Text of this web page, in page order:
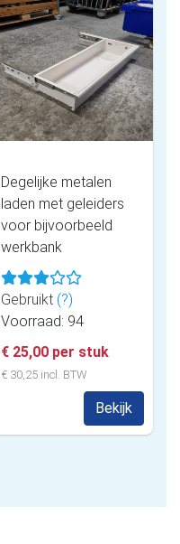
Degelijke metalen
laden met geleiders
voor bijvoorbeeld
werkbank
Gebruikt (?)
Voorraad: 94
€ 25,00 per stuk
€ 30,25 incl. BTW
Bekijk